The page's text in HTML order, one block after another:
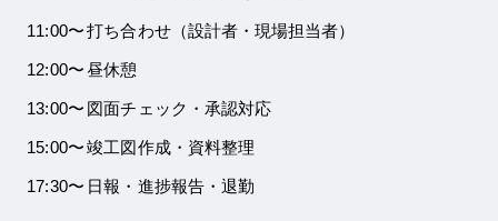
11:00〜打ち合わせ（設計者・現場担当者）
12:00〜 昼休憩
13:00〜 図面チェック・承認対応
15:00〜竣工図作成・資料整理
17:30〜 日報・進捗報告・退勤